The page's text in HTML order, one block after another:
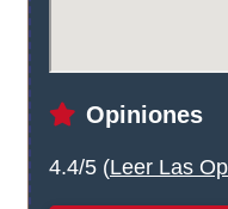
Opiniones
4.4/5 (Leer Las